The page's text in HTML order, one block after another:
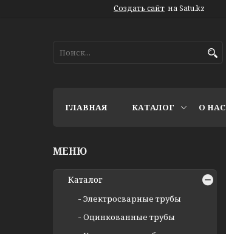
Создать сайт на Satu.kz
ГЛАВНАЯ КАТАЛОГ О НАС
Каталог
Электросварные трубы
Оцинкованные трубы